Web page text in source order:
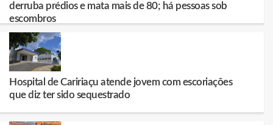
derruba prédios e mata mais de 80; há pessoas sob
escombros
Hospital de Caririaçu atende jovem com escoriações
que diz ter sido sequestrado